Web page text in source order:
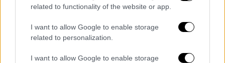
related to functionality of the website or app.
I want to allow Google to enable storage
related to personalization.
I want to allow Google to enable storage
Αθηναϊκό Πρακτορείο, διαθέτει 24ωρη
υπηρεσία θυρωρείου και γκαράζ με ιδιωτική
είσοδο στο κτήριο. Διαθέτει, επίσης,
γυμναστήριο και κοινόχρηστο κήπο.